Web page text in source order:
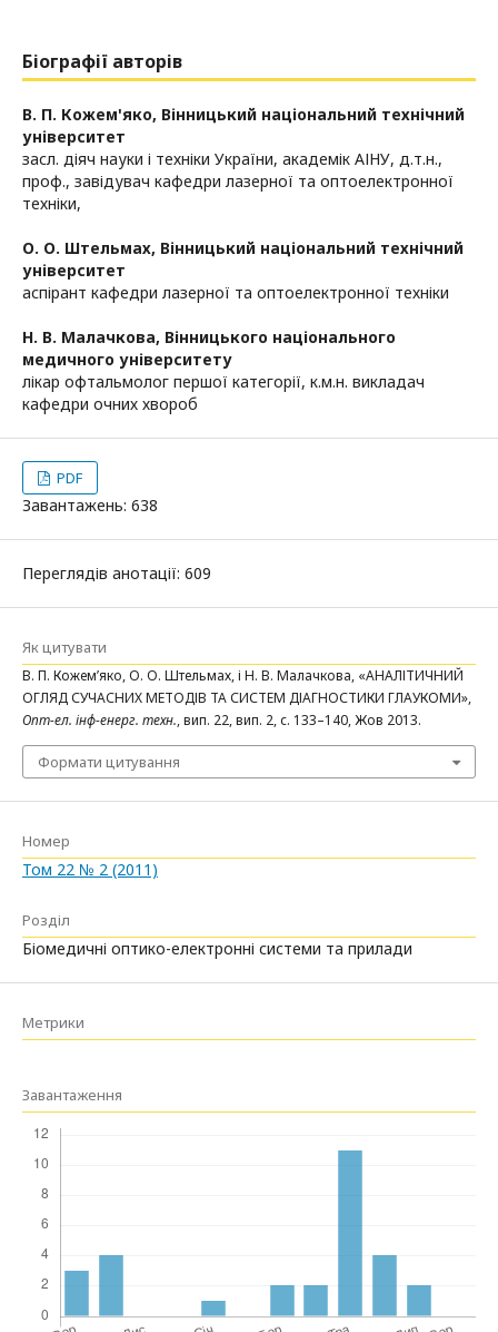
Біографії авторів
В. П. Кожем'яко, Вінницький національний технічний
університет
засл. діяч науки і техніки України, академік АІНУ, д.т.н.,
проф., завідувач кафедри лазерної та оптоелектронної
техніки,
О. О. Штельмах, Вінницький національний технічний
університет
аспірант кафедри лазерної та оптоелектронної техніки
Н. В. Малачкова, Вінницького національного
медичного університету
лікар офтальмолог першої категорії, к.м.н. викладач
кафедри очних хвороб
PDF
Завантажень: 638
Переглядів анотації: 609
Як цитувати
В. П. Кожем’яко, О. О. Штельмах, і Н. В. Малачкова, «АНАЛІТИЧНИЙ
ОГЛЯД СУЧАСНИХ МЕТОДІВ ТА СИСТЕМ ДІАГНОСТИКИ ГЛАУКОМИ»,
Опт-ел. інф-енерг. техн., вип. 22, вип. 2, с. 133–140, Жов 2013.
Формати цитування
Номер
Том 22 № 2 (2011)
Розділ
Біомедичні оптико-електронні системи та прилади
Метрики
Завантаження